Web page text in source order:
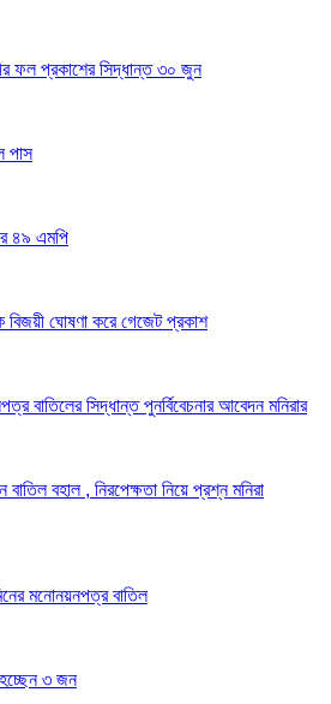
ফল প্রকাশের সিদ্ধান্ত ৩০ জুন
পাস
৪৯ এমপি
বিজয়ী ঘোষণা করে গেজেট প্রকাশ
বাতিলের সিদ্ধান্ত পুনর্বিবেচনার আবেদন মনিরার
বাতিল বহাল , নিরপেক্ষতা নিয়ে প্রশ্ন মনিরা
মনোনয়নপত্র বাতিল
৩ জন